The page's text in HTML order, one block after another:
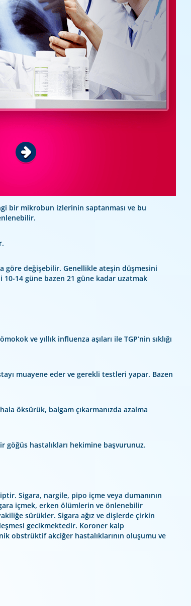
bir mikrobun izlerinin saptanması ve bu
göre değişebilir. Genellikle ateşin düşmesini
14 güne bazen 21 güne kadar uzatmak
ve yıllık influenza aşıları ile TGP’nin sıklığı
muayene eder ve gerekli testleri yapar. Bazen
öksürük, balgam çıkarmanızda azalma
göğüs hastalıkları hekimine başvurunuz.
Sigara, nargile, pipo içme veya dumanının
içmek, erken ölümlerin ve önlenebilir
sürükler. Sigara ağız ve dişlerde çirkin
gecikmektedir. Koroner kalp
obstrüktif akciğer hastalıklarının oluşumu ve